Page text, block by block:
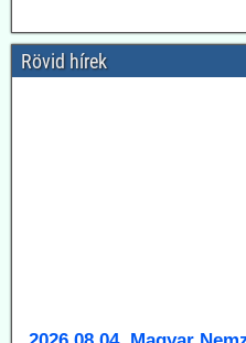
Rövid hírek
extrém hőhullámok